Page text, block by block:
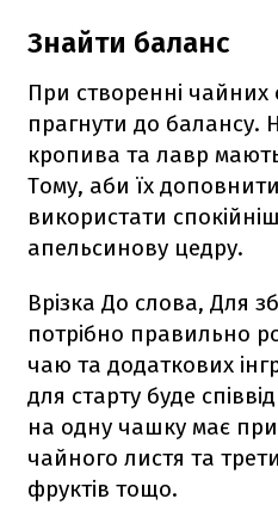
Знайти баланс
При створенні чайних
прагнути до балансу.
кропива та лавр
Тому, аби їх
використати
апельсинову цедру.
Врізка До слова, Для
потрібно правильно
чаю та додаткових
для старту буде
на одну чашку має
чайного листя та
фруктів тощо.